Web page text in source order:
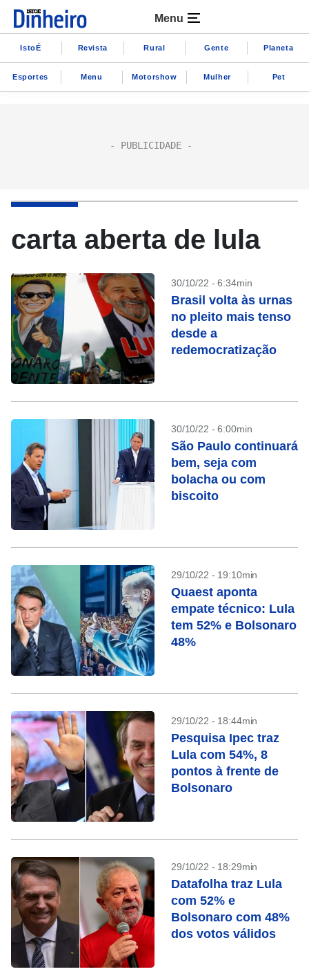
Menu
IstoÉ Revista Rural Gente Planeta
Esportes Menu Motorshow Mulher Pet
carta aberta de lula
30/10/22 - 6:34min
Brasil volta às urnas
no pleito mais tenso
desde a
redemocratização
30/10/22 - 6:00min
São Paulo continuará
bem, seja com
bolacha ou com
biscoito
29/10/22 - 19:10min
Quaest aponta
empate técnico: Lula
tem 52% e Bolsonaro
48%
29/10/22 - 18:44min
Pesquisa Ipec traz
Lula com 54%, 8
pontos à frente de
Bolsonaro
29/10/22 - 18:29min
Datafolha traz Lula
com 52% e
Bolsonaro com 48%
dos votos válidos